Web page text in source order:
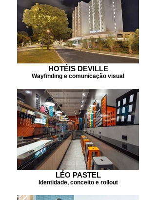
HOTÉIS DEVILLE
Wayfinding e comunicação visual
LÉO PASTEL
Identidade, conceito e rollout